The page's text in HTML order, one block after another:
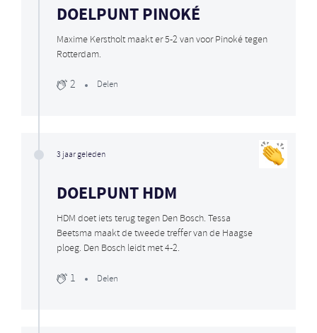
DOELPUNT PINOKÉ
Maxime Kerstholt maakt er 5-2 van voor Pinoké tegen
Rotterdam.
2 Delen
3 jaar geleden
DOELPUNT HDM
HDM doet iets terug tegen Den Bosch. Tessa
Beetsma maakt de tweede treffer van de Haagse
ploeg. Den Bosch leidt met 4-2.
1 Delen